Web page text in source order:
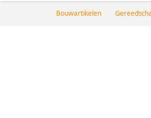
Bouwartikelen